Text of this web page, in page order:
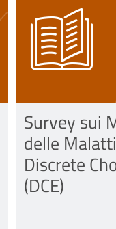
Survey sui
delle
Discrete
(DCE)